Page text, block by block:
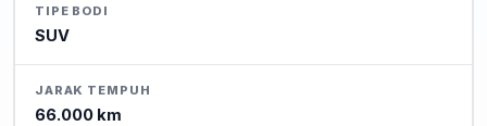
TIPE BODI
SUV
JARAK TEMPUH
66.000 km